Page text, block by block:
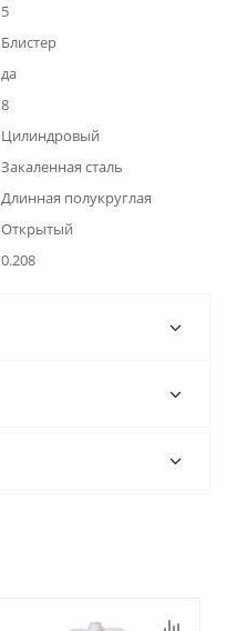
5
Блистер
да
8
Цилиндровый
Закаленная сталь
Длинная полукруглая
Открытый
0.208